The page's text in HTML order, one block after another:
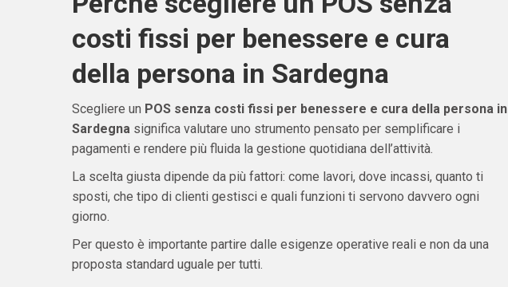
costi fissi per benessere e cura
della persona in Sardegna
Scegliere un POS senza costi fissi per benessere e cura della persona in
Sardegnasignifica valutare uno strumento pensato per semplificare i
pagamenti e rendere più fluida la gestione quotidiana dell’attività.
La scelta giusta dipende da più fattori: come lavori, dove incassi, quanto ti
sposti, che tipo di clienti gestisci e quali funzioni ti servono davvero ogni
giorno.
Per questo è importante partire dalle esigenze operative reali e non da una
proposta standard uguale per tutti.